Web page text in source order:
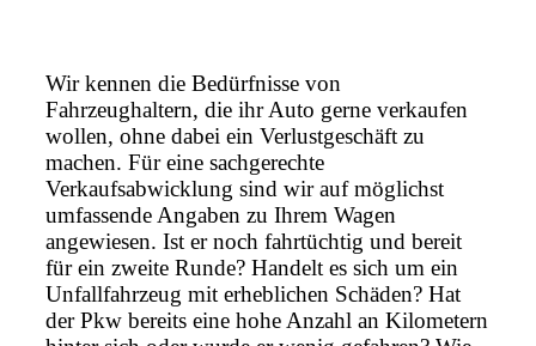
Wir kennen die Bedürfnisse von
Fahrzeughaltern, die ihr Auto gerne verkaufen
wollen, ohne dabei ein Verlustgeschäft zu
machen. Für eine sachgerechte
Verkaufsabwicklung sind wir auf möglichst
umfassende Angaben zu Ihrem Wagen
angewiesen. Ist er noch fahrtüchtig und bereit
für ein zweite Runde? Handelt es sich um ein
Unfallfahrzeug mit erheblichen Schäden? Hat
der Pkw bereits eine hohe Anzahl an Kilometern